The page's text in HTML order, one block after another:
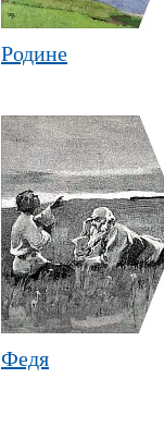
Родине
Федя